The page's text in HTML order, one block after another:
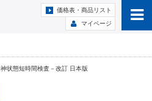
価格表・商品リスト
マイページ
状態短時間検査－改訂 日本版